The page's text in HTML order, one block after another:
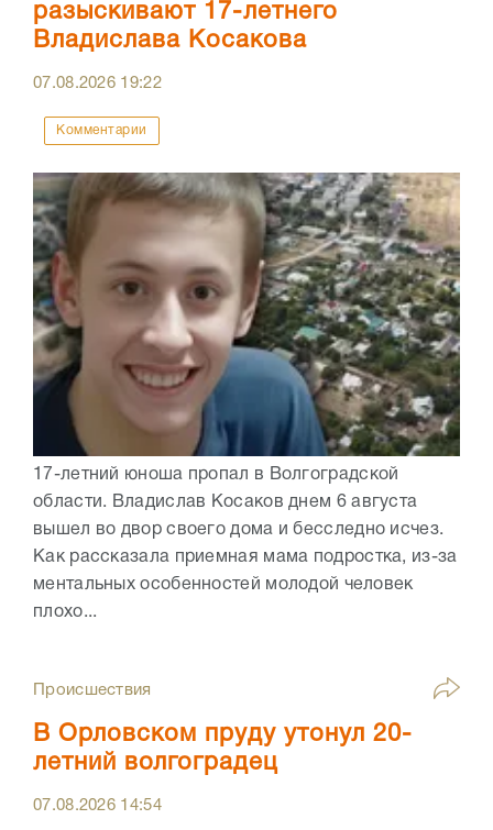
разыскивают 17-летнего
Владислава Косакова
07.08.2026 19:22
Комментарии
17-летний юноша пропал в Волгоградской
области. Владислав Косаков днем 6 августа
вышел во двор своего дома и бесследно исчез.
Как рассказала приемная мама подростка, из-за
ментальных особенностей молодой человек
плохо...
Происшествия
В Орловском пруду утонул 20-
летний волгоградец
07.08.2026 14:54